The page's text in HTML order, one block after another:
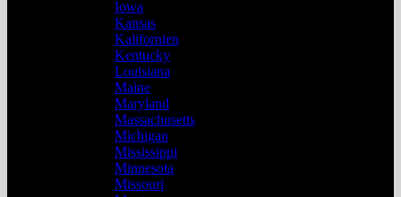
Iowa
Kansas
Kalifornien
Kentucky
Louisiana
Maine
Maryland
Massachusetts
Michigan
Mississippi
Minnesota
Missouri